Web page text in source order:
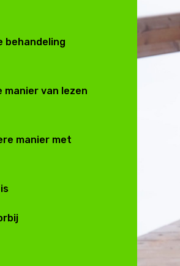
behandeling
van lezen
manier met